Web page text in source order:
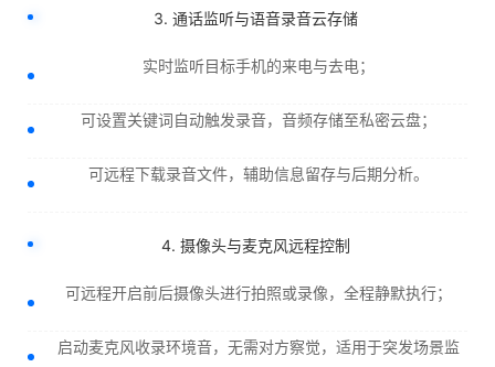
3. 通话监听与语音录音云存储
实时监听目标手机的来电与去电；
可设置关键词自动触发录音，音频存储至私密云盘；
可远程下载录音文件，辅助信息留存与后期分析。
4. 摄像头与麦克风远程控制
可远程开启前后摄像头进行拍照或录像，全程静默执行；
启动麦克风收录环境音，无需对方察觉，适用于突发场景监